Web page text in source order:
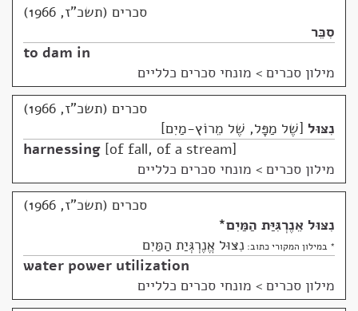
סכרים (תשכ"ז, 1966)
סִכֵּר
to dam in
מילון סכרים > מונחי סכרים כלליים
סכרים (תשכ"ז, 1966)
נִצּוּל שֶׁל מַפָּל, שֶׁל מֵרוֹץ-מַיִם
harnessing of fall, of a stream
מילון סכרים > מונחי סכרים כלליים
סכרים (תשכ"ז, 1966)
נִצּוּל אֵנֶרְגִּיַּת הַמַּיִם*
* במילון המקורי כתוב: נִצּוּל אֱנֶרְגְּיַת הַמַּיִם
water power utilization
מילון סכרים > מונחי סכרים כלליים